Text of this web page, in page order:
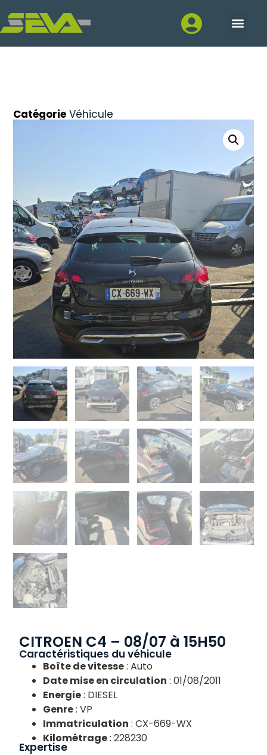
Catégorie Véhicule
CITROEN C4 – 08/07 à 15H50
Caractéristiques du véhicule
Boîte de vitesse: Auto
Date mise en circulation : 01/08/2011
Energie: DIESEL
Genre: VP
Immatriculation : CX-669-WX
Kilométrage: 228230
Expertise